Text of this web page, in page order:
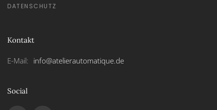
DATENSCHUTZ
Kontakt
E-Mail: info@atelierautomatique.de
Social